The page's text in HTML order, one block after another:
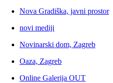
Nova Gradiška, javni prostor
novi mediji
Novinarski dom, Zagreb
Oaza, Zagreb
Online Galerija OUT